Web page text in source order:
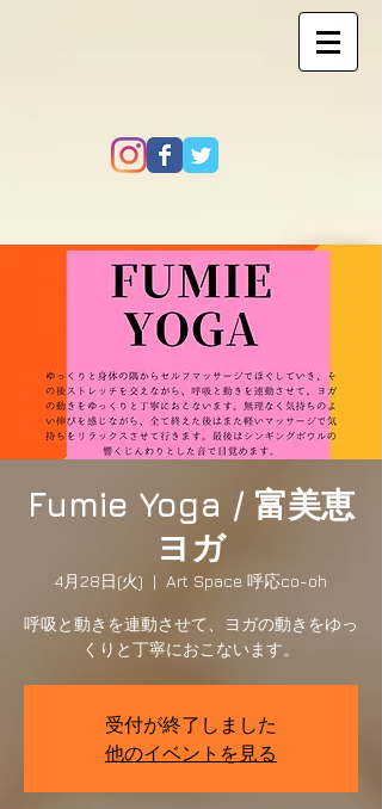
Fumie Yoga / 富美恵
ヨガ
4月28日(火)
  |
Art Space 呼応co-oh
呼吸と動きを連動させて、ヨガの動きをゆっ
くりと丁寧におこないます。
受付が終了しました
他のイベントを見る